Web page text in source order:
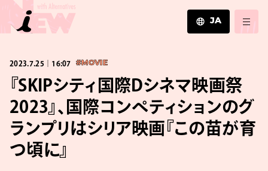
JA
ZH
2023.7.25｜16:07 #MOVIE
『SKIPシティ国際Dシネマ映画祭
2023』、国際コンペティションのグ
ランプリはシリア映画『この苗が育
つ頃に』